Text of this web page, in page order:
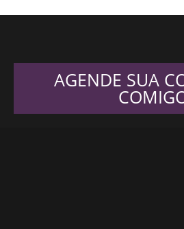
AGENDE SUA